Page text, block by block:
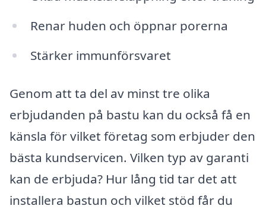
Renar huden och öppnar porerna
Stärker immunförsvaret
Genom att ta del av minst tre olika
erbjudanden på bastu kan du också få en
känsla för vilket företag som erbjuder den
bästa kundservicen. Vilken typ av garanti
kan de erbjuda? Hur lång tid tar det att
installera bastun och vilket stöd får du